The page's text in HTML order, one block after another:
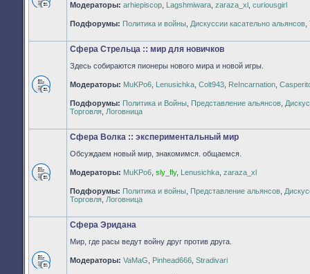
сообщений
Модераторы: arhiepiscop Lagshmiwara zaraza_xl curiousgirl
Подфорумы: Политика и войны Дискуссии касательно альянсов
непрочитанных
сообщений
Сфера Стрельца :: мир для новичков
Здесь собираются пионеры нового мира и новой игры.
Модераторы: MuKPo6 Lenusichka Colt943 ReIncarnation
Подфорумы: Политика и Войны Представление альянсов
Торговля Логовница
непрочитанных
сообщений
Сфера Волка :: экспериментальный мир
Обсуждаем новый мир, знакомимся. общаемся.
Модераторы: MuKPo6 sly_fly, Lenusichka zaraza_xl
Подфорумы: Политика и войны Представление альянсов
Торговля Логовница
Сфера Эридана
Мир, где расы ведут войну друг против друга.
Модераторы: VaMaG Pinhead666 Stradivari